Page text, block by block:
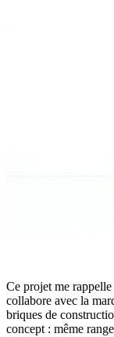
Ce projet me
collabore avec la
briques de
concept : même